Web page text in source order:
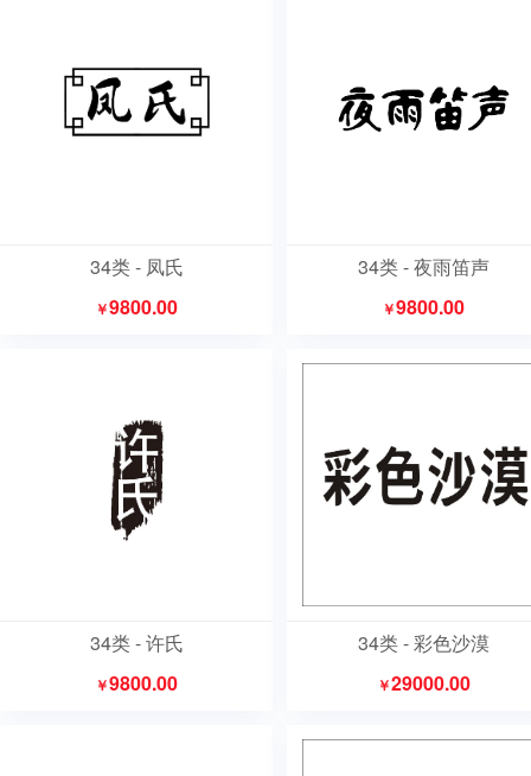
34类 - 凤氏
￥9800.00
34类 - 夜雨笛声
￥9800.00
34类 - 许氏
￥9800.00
34类 - 彩色沙漠
￥29000.00